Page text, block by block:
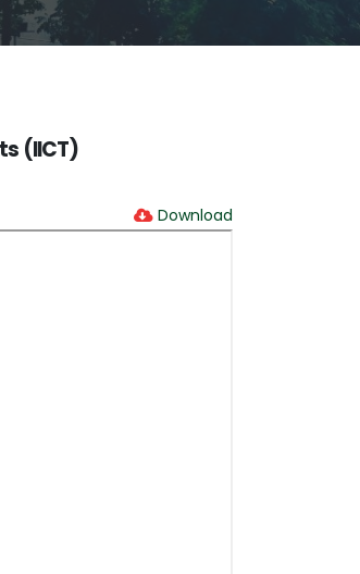
(IICT)
Download